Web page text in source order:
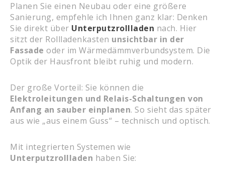
Planen Sie einen Neubau oder eine größere
Sanierung, empfehle ich Ihnen ganz klar: Denken
Sie direkt über Unterputzrollladen nach. Hier
sitzt der Rollladenkasten unsichtbar in der
Fassade oder im Wärmedämmverbundsystem. Die
Optik der Hausfront bleibt ruhig und modern.
Der große Vorteil: Sie können die
Elektroleitungen und Relais-Schaltungen von
Anfang an sauber einplanen. So sieht das später
aus wie „aus einem Guss“ – technisch und optisch.
Mit integrierten Systemen wie
Unterputzrollladen haben Sie: